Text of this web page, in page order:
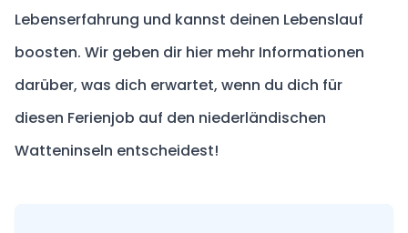
Lebenserfahrung und kannst deinen Lebenslauf
boosten. Wir geben dir hier mehr Informationen
darüber, was dich erwartet, wenn du dich für
diesen Ferienjob auf den niederländischen
Watteninseln entscheidest!